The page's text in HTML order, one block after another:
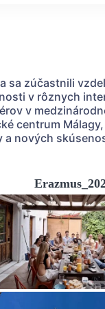
zúčastnili
v rôznych
v
centrum
nových